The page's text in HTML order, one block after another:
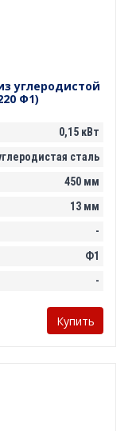
углеродистой
Ф1)
0,15 кВт
сталь
450 мм
13 мм
-
Ф1
-
Купить